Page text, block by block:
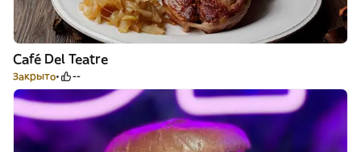
Café Del Teatre
Закрыто --